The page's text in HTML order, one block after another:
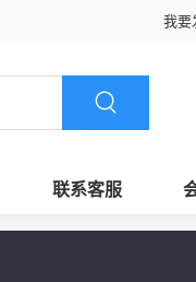
我要
联系客服